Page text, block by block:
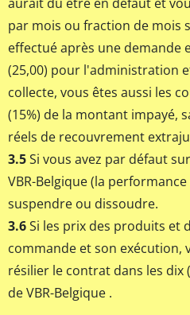
par mois ou fraction de mois
effectué après une demande
(25,00) pour l'administration
collecte, vous êtes aussi les
(15%) de la montant impayé,
réels de recouvrement
3.5Si vous avez par défaut sur
VBR-Belgique (la
suspendre ou dissoudre.
3.6Si les prix des produits et
commande et son exécution,
résilier le contrat dans les
de VBR-Belgique .